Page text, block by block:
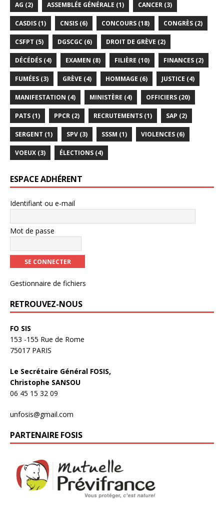
AG (2) ASSEMBLÉE GÉNÉRALE (1) CANCER (3)
CASDIS (1) CNSIS (6) CONCOURS (18) CONGRÈS (2)
CSFPT (5) DGSCGC (6) DROIT DE GRÈVE (2)
DÉCÉDÉS (4) EXAMEN (8) FILIÈRE (10) FINANCES (2)
FUMÉES (3) GRÈVE (4) HOMMAGE (6) JUSTICE (4)
MANIFESTATION (4) MINISTÈRE (4) OFFICIERS (20)
PATS (1) PPCR (2) RECRUTEMENTS (1) SAP (2)
SERGENT (1) SPV (3) SSSM (1) VIOLENCES (6)
VOEUX (3) ÉLECTIONS (4)
ESPACE ADHÉRENT
Identifiant ou e-mail
Mot de passe
Gestionnaire de fichiers
RETROUVEZ-NOUS
FO SIS
153 -155 Rue de Rome
75017 PARIS
Le Secrétaire Général FOSIS,
Christophe SANSOU
06 45 15 32 09
unfosis@gmail.com
PARTENAIRE FOSIS